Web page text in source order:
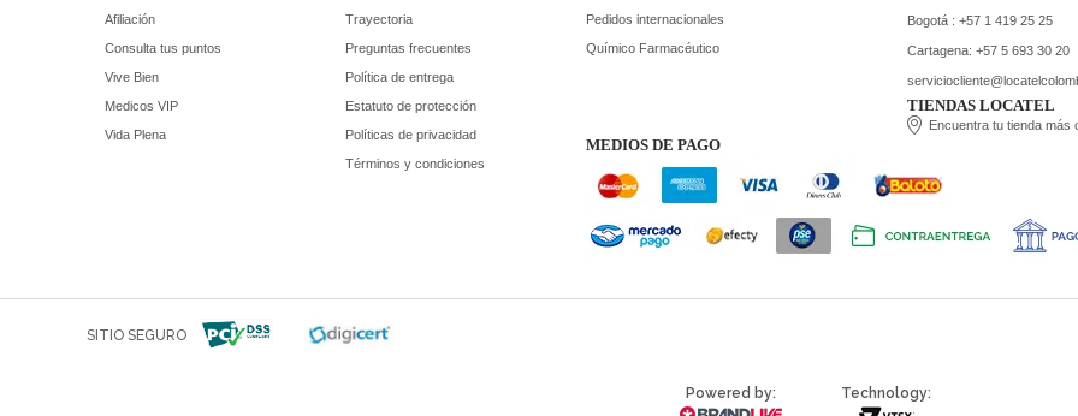
Afiliación
Consulta tus puntos
Vive Bien
Medicos VIP
Vida Plena
Trayectoria
Preguntas frecuentes
Política de entrega
Estatuto de protección
Políticas de privacidad
Términos y condiciones
Pedidos internacionales
Químico Farmacéutico
Bogotá : +57 1 419 25 25
Cartagena: +57 5 693 30 20
TIENDAS LOCATEL
Encuentra tu tienda más
MEDIOS DE PAGO
SITIO SEGURO
Powered by: Technology: